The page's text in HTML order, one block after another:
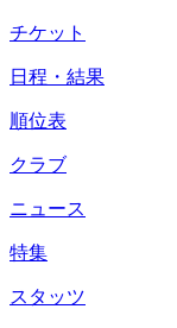
チケット
日程・結果
順位表
クラブ
ニュース
特集
スタッツ